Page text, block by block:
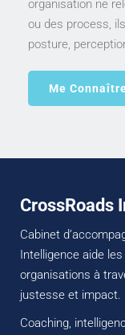
organisation ne
ou des process,
posture,
Me
CrossRoads
Cabinet
Intelligence aide
organisations à
justesse et impact.
Coaching,